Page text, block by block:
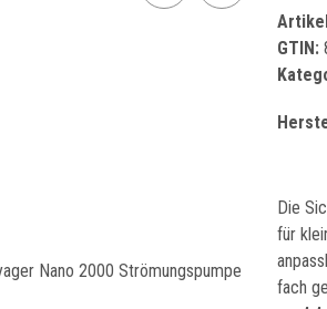
GTIN:
Die
für
fach